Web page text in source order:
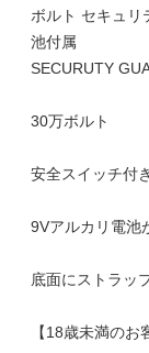
ボルト セキュリ
池付属
SECURUTY
30万ボルト
安全スイッチ付き
9Vアルカリ電池
底面にストラッ
【18歳未満のお